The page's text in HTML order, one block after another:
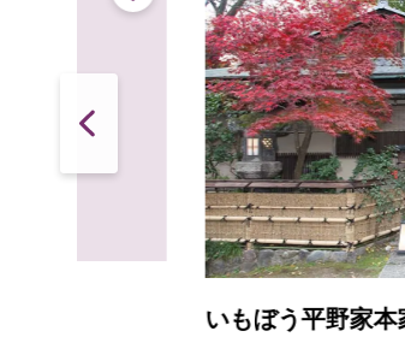
いもぼう平野家本家